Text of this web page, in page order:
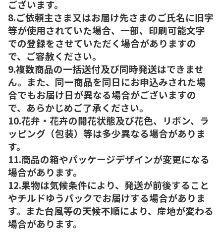
ございます。
8.ご依頼主さま又はお届け先さまのご氏名に旧字
等が使用されていた場合、一部、印刷可能文字
での登録をさせていただく場合がありますの
で、ご容赦ください。
9.複数商品の一括送付及び同時発送はできませ
ん。また、同一商品を同日にお申込みされた場
合でもお届け日が異なる場合がございますの
で、あらかじめご了承ください。
10.花弁・花卉の開花状態及び花色、リボン、ラ
ッピング（包装）等は多少異なる場合がありま
す。
11.商品の箱やパッケージデザインが変更になる
場合があります。
12.果物は気候条件により、発送が前後すること
やチルドゆうパックでお届けする場合がありま
す。また台風等の天候不順により、産地が変わる
場合があります。